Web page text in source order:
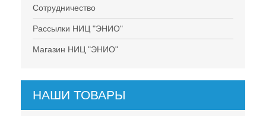
Сотрудничество
Рассылки НИЦ "ЭНИО"
Магазин НИЦ "ЭНИО"
НАШИ ТОВАРЫ